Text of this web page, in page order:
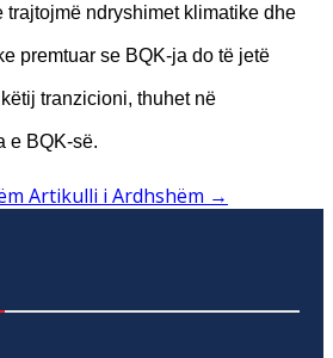
trajtojmë ndryshimet klimatike dhe
premtuar se BQK-ja do të jetë
tranzicioni, thuhet në
e BQK-së.
Artikulli i Ardhshëm →